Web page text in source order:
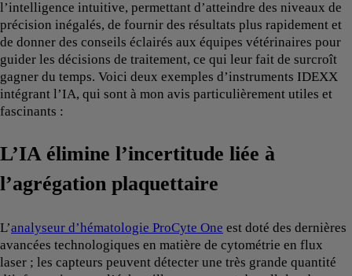
l’intelligence intuitive, permettant d’atteindre des niveaux de
précision inégalés, de fournir des résultats plus rapidement et
de donner des conseils éclairés aux équipes vétérinaires pour
guider les décisions de traitement, ce qui leur fait de surcroît
gagner du temps. Voici deux exemples d’instruments IDEXX
intégrant l’IA, qui sont à mon avis particulièrement utiles et
fascinants :
L’IA élimine l’incertitude liée à
l’agrégation plaquettaire
L’analyseur dʼhématologie ProCyte One est doté des dernières
avancées technologiques en matière de cytométrie en flux
laser ; les capteurs peuvent détecter une très grande quantité